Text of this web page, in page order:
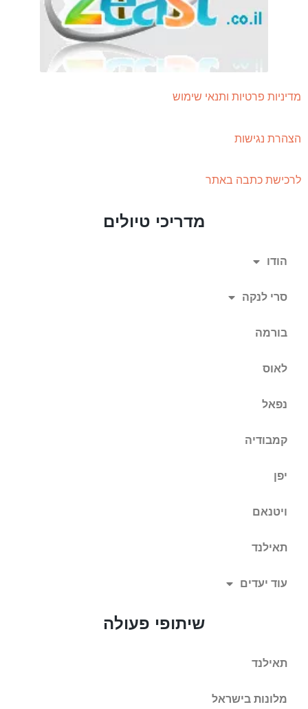
מדיניות פרטיות ותנאי שימוש
הצהרת נגישות
לרכישת כתבה באתר
מדריכי טיולים
הודו
סרי לנקה
בורמה
לאוס
נפאל
קמבודיה
יפן
ויטנאם
תאילנד
עוד יעדים
שיתופי פעולה
תאילנד
מלונות בישראל